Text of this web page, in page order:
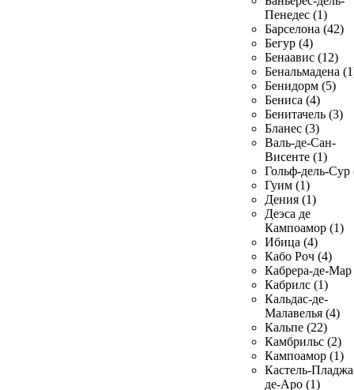
Пенедес (1)
Барселона (42)
Бегур (4)
Бенаавис (12)
Бенальмадена
Бенидорм (5)
Бениса (4)
Бенитачель (3)
Бланес (3)
Валь-де-Сан-
Висенте (1)
Гольф-дель-Сур
Гуим (1)
Дения (1)
Деэса де
Кампоамор (1)
Ибица (4)
Кабо Роч (4)
Кабрера-де-Мар
Кабрилс (1)
Кальдас-де-
Малавелья (4)
Кальпе (22)
Камбрильс (2)
Кампоамор (1)
Кастель-
де-Аро (1)